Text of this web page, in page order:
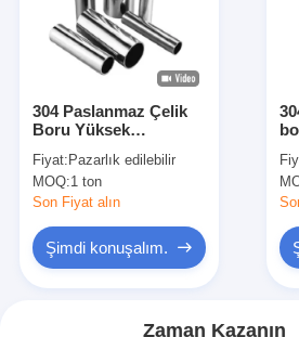
304 Paslanmaz Çelik
Boru Yüksek
Uzun Hizmet Ömrü
İçin
Fiyat: Pazarlık edilebilir
MOQ:1 ton
Son Fiyat alın
Şimdi konuşalım.
Zaman Kazanın